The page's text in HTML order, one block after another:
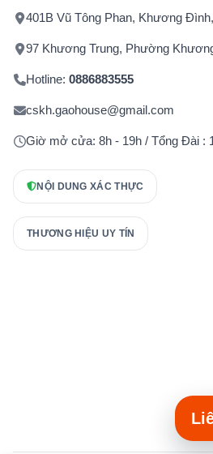
401B Vũ Tông Phan, Khương
97 Khương Trung, Phường
Hotline: 0886883555
cskh.gaohouse@gmail.com
Giờ mở cửa: 8h - 19h / Tổng Đài :
NỘI DUNG XÁC THỰC
THƯƠNG HIỆU UY TÍN